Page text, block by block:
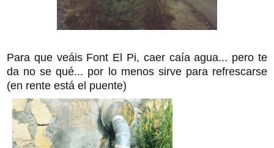
Para que veáis Font El Pi, caer caía agua... pero te
da no se qué... por lo menos sirve para refrescarse
(en rente está el puente)